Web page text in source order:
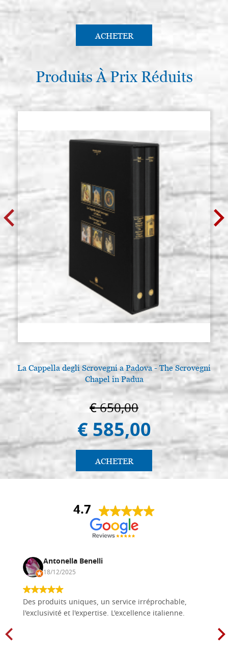
ACHETER
Produits À Prix Réduits
La Cappella degli Scrovegni a Padova - The Scrovegni
Chapel in Padua
€ 650,00
€ 585,00
ACHETER
4.7
Antonella Benelli
18/12/2025
Des produits uniques, un service irréprochable,
l'exclusivité et l'expertise. L'excellence italienne.